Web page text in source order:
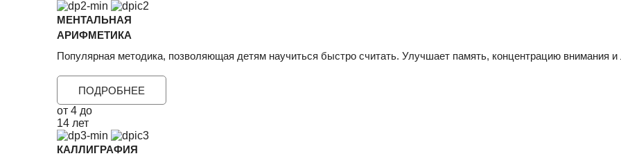
МЕНТАЛЬНАЯ
АРИФМЕТИКА
Популярная методика, позволяющая детям научиться быстро считать. Улучшает память, концентрацию внимания
ПОДРОБНЕЕ
от 4 до
14 лет
КАЛЛИГРАФИЯ